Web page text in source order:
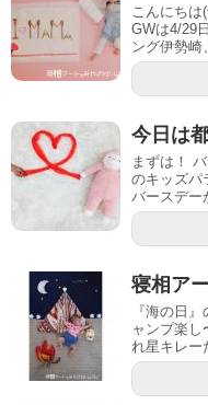
こんにちは
GWは4/29
ング伊勢崎
今日は
まずは！
のキッズパ
バースデー
寝相ア
『海の日
ャンプ楽
れ星キレ